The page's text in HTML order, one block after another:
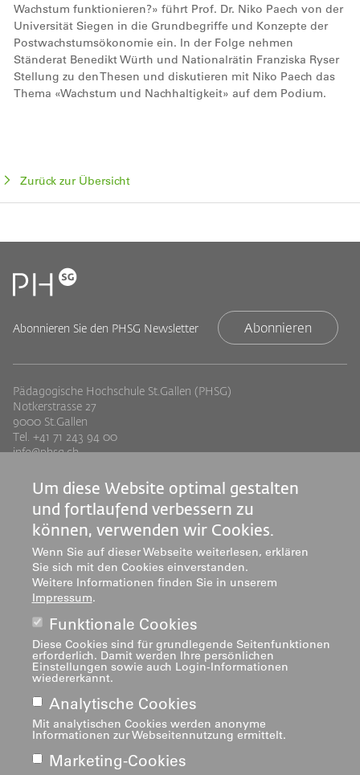
Wachstum funktionieren?» führt Prof. Dr. Niko Paech von der
Universität Siegen in die Grundbegriffe und Konzepte der
Postwachstumsökonomie ein. In der Folge nehmen
Ständerat Benedikt Würth und Nationalrätin Franziska Ryser
Stellung zu den Thesen und diskutieren mit Niko Paech das
Thema «Wachstum und Nachhaltigkeit» auf dem Podium.
Zurück zur Übersicht
Abonnieren Sie den PHSG Newsletter Abonnieren
Pädagogische Hochschule St.Gallen (PHSG)
Notkerstrasse 27
9000 St.Gallen
Tel. +41 71 243 94 00
info@phsg.ch
Footer
Links
Standorte
Jobs
Medien
Mediatheken
Footer
rechts
Studium
Weiterbildung
Forschung & Entwicklung
Dienstleistung
Institute
Zentren
Footer
navigation
Impressum
Um diese Website optimal gestalten
und fortlaufend verbessern zu
können, verwenden wir Cookies.
Wenn Sie auf dieser Webseite weiterlesen, erklären
Sie sich mit den Cookies einverstanden.
Weitere Informationen finden Sie in unserem
Impressum.
Funktionale Cookies
Diese Cookies sind für grundlegende Seitenfunktionen
erforderlich. Damit werden Ihre persönlichen
Einstellungen sowie auch Login-Informationen
wiedererkannt.
Analytische Cookies
Mit analytischen Cookies werden anonyme
Informationen zur Webseitennutzung ermittelt.
Marketing-Cookies